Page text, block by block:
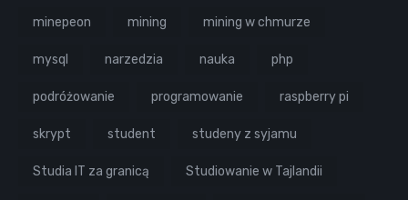
minepeon mining mining w chmurze
mysql narzedzia nauka php
podróżowanie programowanie raspberry pi
skrypt student studeny z syjamu
Studia IT za granicą Studiowanie w Tajlandii